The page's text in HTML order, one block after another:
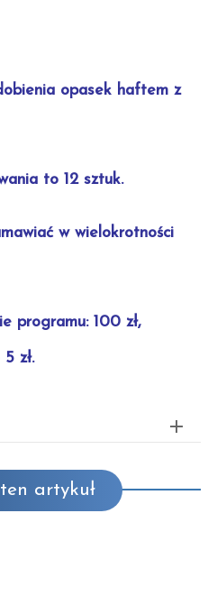
opasek haftem z
to 12 sztuk.
w wielokrotności
programu: 100 zł,
zł.
artykuł